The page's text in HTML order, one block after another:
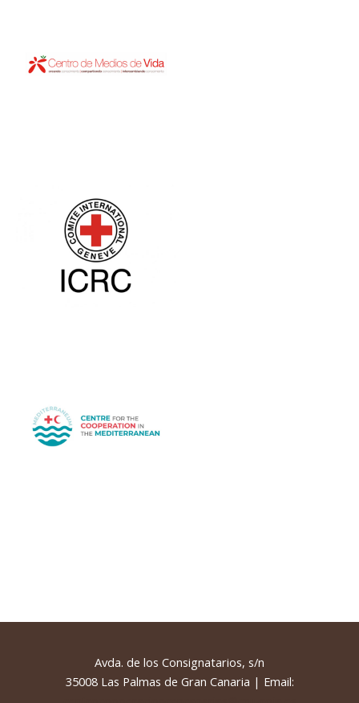
Avda. de los Consignatarios, s/n
35008 Las Palmas de Gran Canaria | Email: